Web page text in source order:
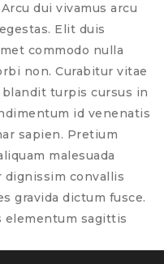
dui vivamus arcu
Elit duis
commodo nulla
non. Curabitur vitae
turpis cursus in
id venenatis
sapien. Pretium
malesuada
dignissim convallis
gravida dictum fusce.
sagittis